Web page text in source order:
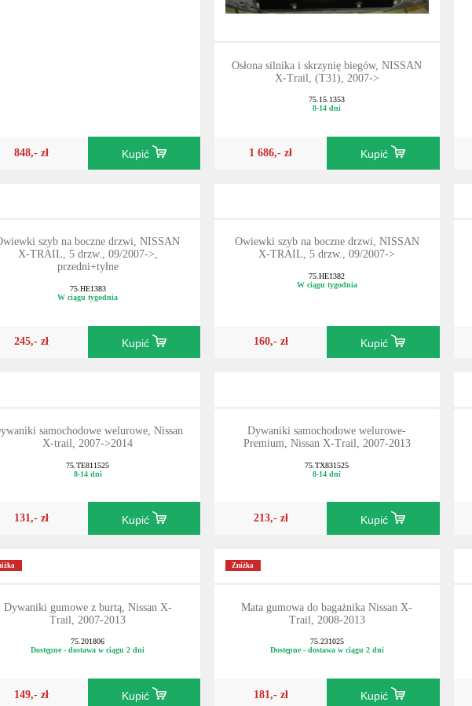
848,- zł Kupić
Osłona silnika i skrzynię biegów, NISSAN
X-Trail, (T31), 2007->
75.15.1353
8-14 dni
1 686,- zł Kupić
szyb na boczne drzwi, NISSAN
X-TRAIL, 5 drzw., 09/2007->,
przedni+tyłne
75.HE1383
W ciągu tygodnia
245,- zł Kupić
Owiewki szyb na boczne drzwi, NISSAN
X-TRAIL, 5 drzw., 09/2007->
75.HE1382
W ciągu tygodnia
160,- zł Kupić
samochodowe welurowe, Nissan
X-trail, 2007->2014
75.TE811525
8-14 dni
131,- zł Kupić
Dywaniki samochodowe welurowe-
Premium, Nissan X-Trail, 2007-2013
75.TX831525
8-14 dni
213,- zł Kupić
Dywaniki gumowe z burtą, Nissan X-
Trail, 2007-2013
75.201806
Dostępne - dostawa w ciągu 2 dni
149,- zł Kupić
Zniżka
Mata gumowa do bagażnika Nissan X-
Trail, 2008-2013
75.231025
Dostępne - dostawa w ciągu 2 dni
181,- zł Kupić